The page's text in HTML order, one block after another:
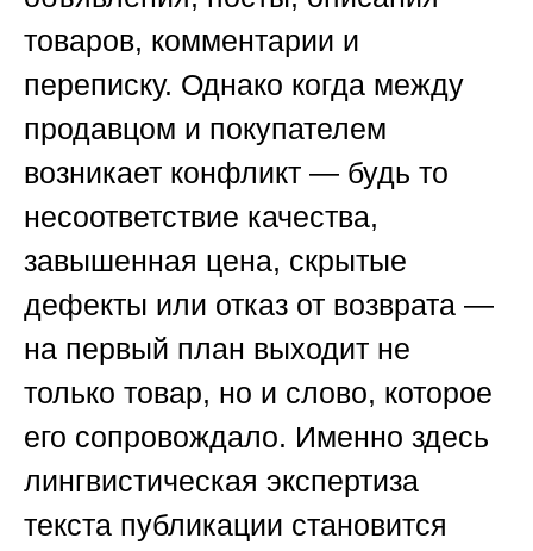
товаров, комментарии и
переписку. Однако когда между
продавцом и покупателем
возникает конфликт — будь то
несоответствие качества,
завышенная цена, скрытые
дефекты или отказ от возврата —
на первый план выходит не
только товар, но и слово, которое
его сопровождало. Именно здесь
лингвистическая экспертиза
текста публикации становится